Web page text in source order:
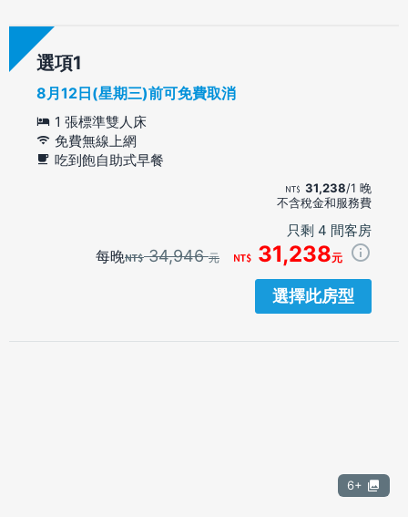
選項
8月12日(星期三)前可免費取消
1 張標準雙人床
免費無線上網
吃到飽自助式早餐
31,238/1 晚
不含稅金和服務費
只剩 4 間客房
每晚 34,946元 31,238元
選擇此房型
6+